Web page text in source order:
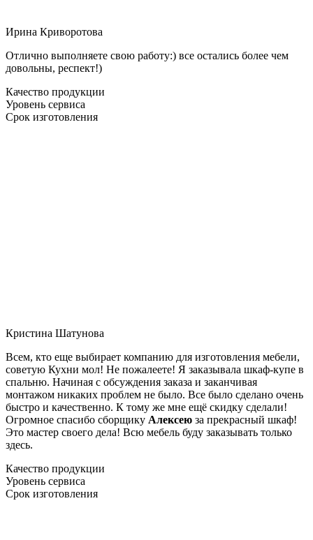
Ирина Криворотова
Отлично выполняете свою работу:) все остались более чем
довольны, респект!)
Качество продукции
Уровень сервиса
Срок изготовления
Кристина Шатунова
Всем, кто еще выбирает компанию для изготовления мебели,
советую Кухни мол! Не пожалеете! Я заказывала шкаф-купе в
спальню. Начиная с обсуждения заказа и заканчивая
монтажом никаких проблем не было. Все было сделано очень
быстро и качественно. К тому же мне ещё скидку сделали!
Огромное спасибо сборщику Алексею за прекрасный шкаф!
Это мастер своего дела! Всю мебель буду заказывать только
здесь.
Качество продукции
Уровень сервиса
Срок изготовления